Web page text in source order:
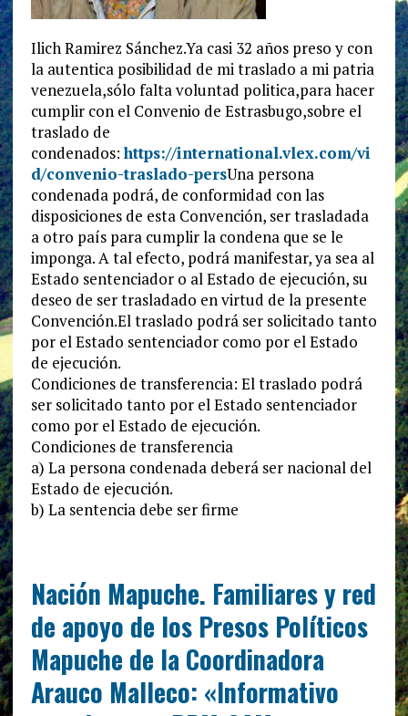
Ilich Ramirez Sánchez.Ya casi 32 años preso y con
la autentica posibilidad de mi traslado a mi patria
venezuela,sólo falta voluntad politica,para hacer
cumplir con el Convenio de Estrasbugo,sobre el
traslado de
condenados:https://international.vlex.com/vi
d/convenio-traslado-persUna persona
condenada podrá, de conformidad con las
disposiciones de esta Convención, ser trasladada
a otro país para cumplir la condena que se le
imponga. A tal efecto, podrá manifestar, ya sea al
Estado sentenciador o al Estado de ejecución, su
deseo de ser trasladado en virtud de la presente
Convención.El traslado podrá ser solicitado tanto
por el Estado sentenciador como por el Estado
de ejecución.
Condiciones de transferencia: El traslado podrá
ser solicitado tanto por el Estado sentenciador
como por el Estado de ejecución.
Condiciones de transferencia
a) La persona condenada deberá ser nacional del
Estado de ejecución.
b) La sentencia debe ser firme
Nación Mapuche. Familiares y red
de apoyo de los Presos Políticos
Mapuche de la Coordinadora
Arauco Malleco: «Informativo